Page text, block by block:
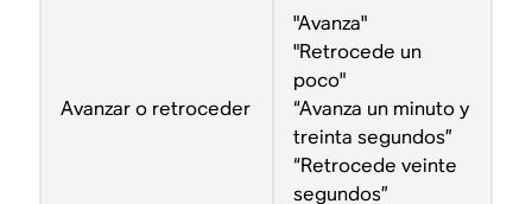
Avanzar o retroceder
"Avanza"
"Retrocede un
poco"
“Avanza un minuto y
treinta segundos”
“Retrocede veinte
segundos”